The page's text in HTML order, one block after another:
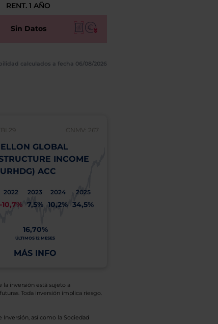
RENT. 1 AÑO
Sin Datos
calculados a fecha 06/08/2026
CNMV: 267
GLOBAL
INCOME
ACC
2022
-10,7%
2023
7,5%
2024
10,2%
2025
34,5%
16,70%
ÚLTIMOS 12 MESES
MÁS INFO
la inversión está sujeto a
Toda inversión implica riesgo.
así como la Sociedad